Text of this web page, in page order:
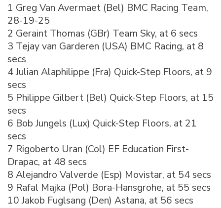
1 Greg Van Avermaet (Bel) BMC Racing Team,
28-19-25
2 Geraint Thomas (GBr) Team Sky, at 6 secs
3 Tejay van Garderen (USA) BMC Racing, at 8
secs
4 Julian Alaphilippe (Fra) Quick-Step Floors, at 9
secs
5 Philippe Gilbert (Bel) Quick-Step Floors, at 15
secs
6 Bob Jungels (Lux) Quick-Step Floors, at 21
secs
7 Rigoberto Uran (Col) EF Education First-
Drapac, at 48 secs
8 Alejandro Valverde (Esp) Movistar, at 54 secs
9 Rafal Majka (Pol) Bora-Hansgrohe, at 55 secs
10 Jakob Fuglsang (Den) Astana, at 56 secs